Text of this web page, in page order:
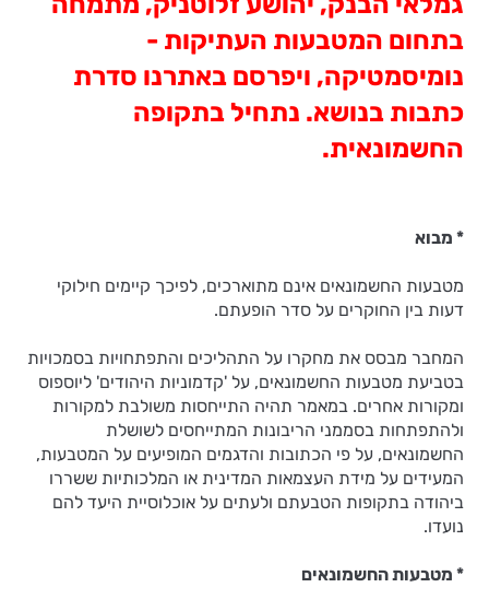
בתחום המטבעות העתיקות -
נומיסמטיקה, ויפרסם באתרנו סדרת
כתבות בנושא. נתחיל בתקופה
החשמונאית.
* מבוא
מטבעות החשמונאים אינם מתוארכים, לפיכך קיימים חילוקי
דעות בין החוקרים על סדר הופעתם.
המחבר מבסס את מחקרו על התהליכים והתפתחויות בסמכויות
בטביעת מטבעות החשמונאים, על 'קדמוניות היהודים' ליוספוס
ומקורות אחרים. במאמר תהיה התייחסות משולבת למקורות
ולהתפתחות בסממני הריבונות המתייחסים לשושלת
החשמונאים, על פי הכתובות והדגמים המופיעים על המטבעות,
המעידים על מידת העצמאות המדינית או המלכותיות ששררו
ביהודה בתקופות הטבעתם ולעתים על אוכלוסיית היעד להם
נועדו.
* מטבעות החשמונאים